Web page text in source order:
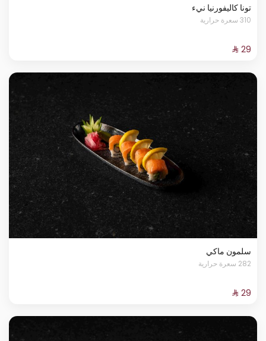
تونا كاليفورنيا نيء
310 سعرة حرارية
سلمون ماكي
282 سعرة حرارية